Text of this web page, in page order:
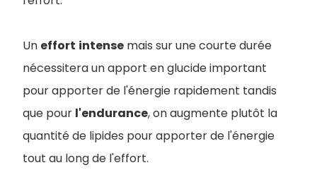
Un effort intense mais sur une courte durée
nécessitera un apport en glucide important
pour apporter de l'énergie rapidement tandis
que pour l'endurance, on augmente plutôt la
quantité de lipides pour apporter de l'énergie
tout au long de l'effort.